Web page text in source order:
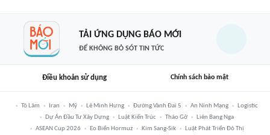
TẢI ỨNG DỤNG BÁO MỚI
ĐỂ KHÔNG BỎ SÓT TIN TỨC
Điều khoản sử dụng Chính sách bảo mật
Tô Lâm Iran Mỹ Lê Minh Hưng Đường Vành Đai 5 An Ninh Mạng
Logistic
Dự Án Đầu Tư Xây Dựng
Luật Kiến Trúc Tháo Gỡ
Liên Bang Nga
ASEAN Cup 2026
Eo Biển Hormuz Kim Sang-Sik Luật Phát Triển Đô Thị